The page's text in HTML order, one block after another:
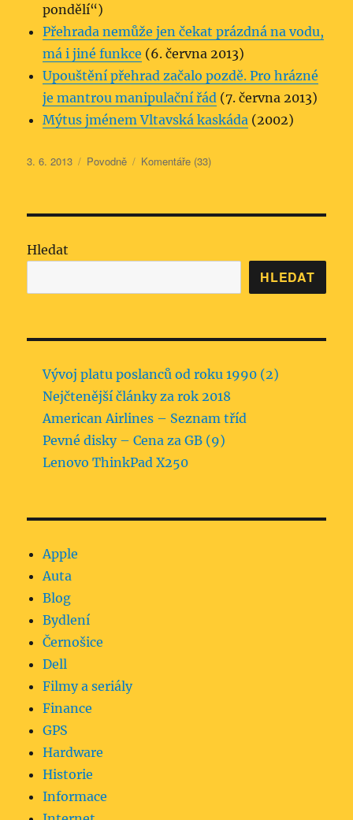
pondělí“)
Přehrada nemůže jen čekat prázdná na vodu,
má i jiné funkce (6. června 2013)
Upouštění přehrad začalo pozdě. Pro hrázné
je mantrou manipulační řád (7. června 2013)
Mýtus jménem Vltavská kaskáda (2002)
Publikováno:
3. 6. 2013 Rubriky:
Povodně Komentáře (33)
Hledat
HLEDAT
Vývoj platu poslanců od roku 1990 (2)
Nejčtenější články za rok 2018
American Airlines – Seznam tříd
Pevné disky – Cena za GB (9)
Lenovo ThinkPad X250
Apple
Auta
Blog
Bydlení
Černošice
Dell
Filmy a seriály
Finance
GPS
Hardware
Historie
Informace